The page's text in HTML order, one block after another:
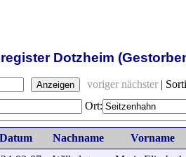
Dotzheim
Anzeigen voriger nächster |
Ort:
Datum Nachname Vorname